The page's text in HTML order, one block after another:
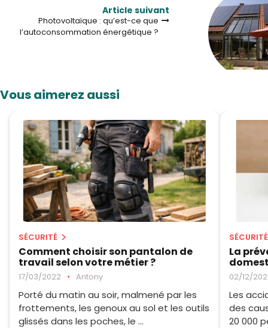
Article suivant
Photovoltaïque : qu’est-ce que
l’autoconsommation énergétique ?
Vous aimerez aussi
SÉCURITÉ
Comment choisir son pantalon de
travail selon votre métier ?
17/03/2022 • Antony
Porté du matin au soir, malmené par les
frottements, les genoux au sol et les outils
glissés dans les poches, le ...
SÉCURITÉ
La
02/12/
Les
des
20 000